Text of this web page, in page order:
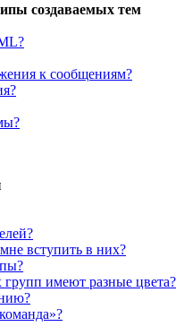
создаваемых тем
к сообщениям?
вступить в них?
имеют разные цвета?